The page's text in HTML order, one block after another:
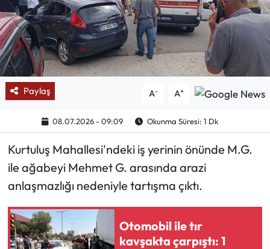
Paylaş A- A+
08.07.2026 - 09:09 Okunma Süresi: 1 Dk
Kurtuluş Mahallesi'ndeki iş yerinin önünde M.G.
ile ağabeyi Mehmet G. arasında arazi
anlaşmazlığı nedeniyle tartışma çıktı.
Otomobil ile tır
kavşakta çarpıştı: 1
Röportaj
Manşet
Köşe Yazıları
Karikatür Galeri
BIK
ASTROLOJİ
Spor Yazıları
Mektup Galeri